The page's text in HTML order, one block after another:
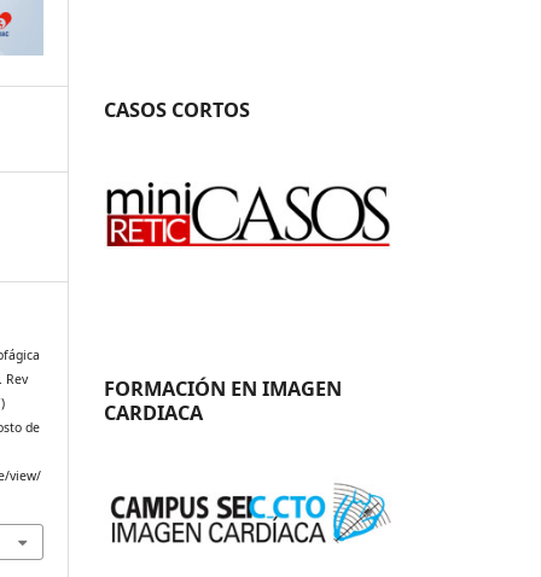
Rev
de
view/
CASOS CORTOS
FORMACIÓN EN IMAGEN
CARDIACA